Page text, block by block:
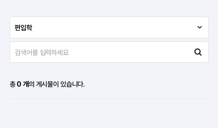
편입학
총0 개의 게시물이 있습니다.